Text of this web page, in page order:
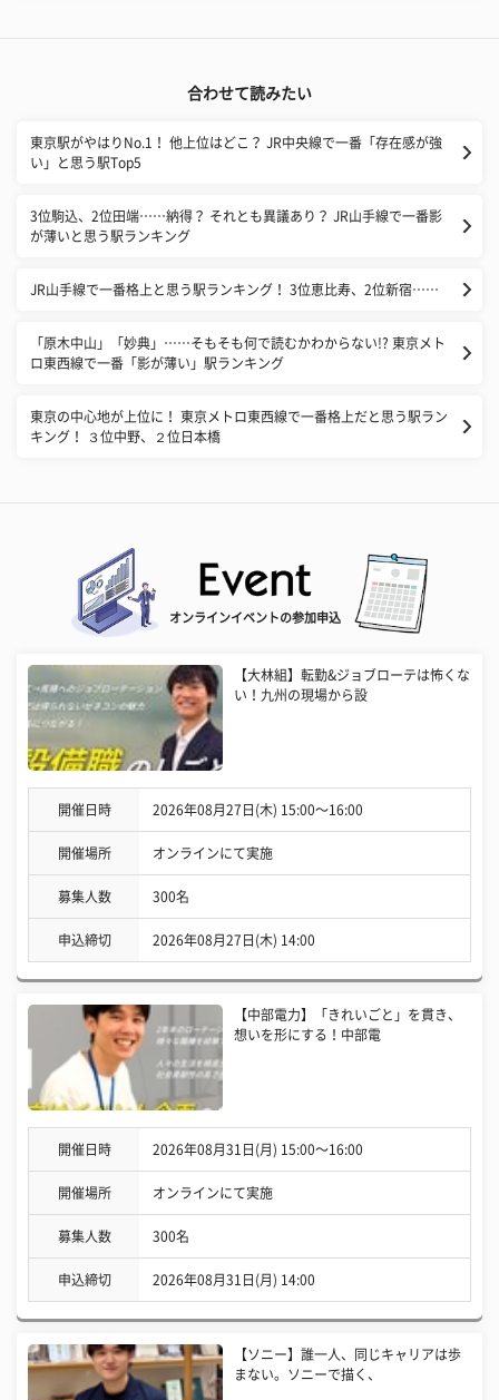
合わせて読みたい
東京駅がやはりNo.1！ 他上位はどこ？ JR中央線で一番「存在感が強
い」と思う駅Top5
3位駒込、2位田端……納得？ それとも異議あり？ JR山手線で一番影
が薄いと思う駅ランキング
JR山手線で一番格上と思う駅ランキング！ 3位恵比寿、2位新宿……
「原木中山」「妙典」……そもそも何で読むかわからない!? 東京メト
ロ東西線で一番「影が薄い」駅ランキング
東京の中心地が上位に！ 東京メトロ東西線で一番格上だと思う駅ラン
キング！ ３位中野、２位日本橋
オンラインイベントの参加申込
【大林組】転勤&ジョブローテは怖くな
い！九州の現場から設
開催日時 2026年08月27日(木) 15:00〜16:00
開催場所 オンラインにて実施
募集人数 300名
申込締切 2026年08月27日(木) 14:00
【中部電力】「きれいごと」を貫き、
想いを形にする！中部電
開催日時 2026年08月31日(月) 15:00〜16:00
開催場所 オンラインにて実施
募集人数 300名
申込締切 2026年08月31日(月) 14:00
【ソニー】誰一人、同じキャリアは歩
まない。ソニーで描く、